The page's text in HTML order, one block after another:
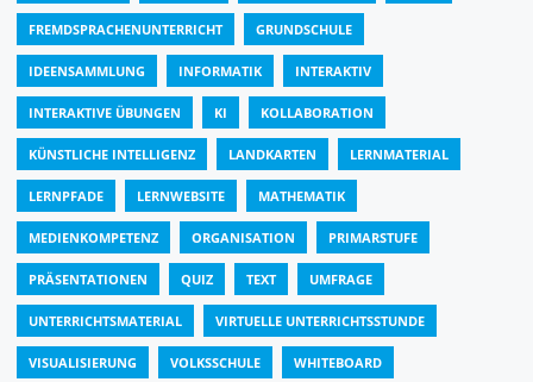
FREMDSPRACHENUNTERRICHT GRUNDSCHULE
IDEENSAMMLUNG INFORMATIK INTERAKTIV
INTERAKTIVE ÜBUNGEN KI KOLLABORATION
KÜNSTLICHE INTELLIGENZ LANDKARTEN LERNMATERIAL
LERNPFADE LERNWEBSITE MATHEMATIK
MEDIENKOMPETENZ ORGANISATION PRIMARSTUFE
PRÄSENTATIONEN QUIZ TEXT UMFRAGE
UNTERRICHTSMATERIAL VIRTUELLE UNTERRICHTSSTUNDE
VISUALISIERUNG VOLKSSCHULE WHITEBOARD